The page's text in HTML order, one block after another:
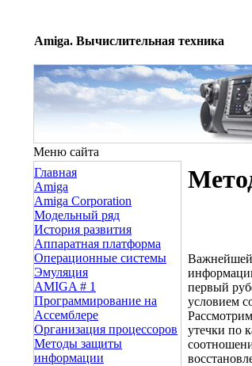
Amiga. Вычислительная техника
Меню сайта
Главная
Amiga
Amiga Corporation
Модельный ряд
История развития
Аппаратная платформа
Операционные системы
Эмуляция
AMIGA # 1
Программирование на
Ассемблере
Организация процессоров
Методы защиты
информации
Важнейшей
первый
условием
утечки по